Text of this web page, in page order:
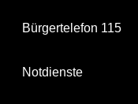
Bürgertelefon 115
Notdienste